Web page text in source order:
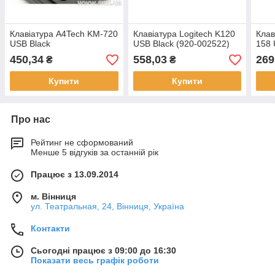
Клавіатура A4Tech KM-720
USB Black
450,34 ₴
Купити
Клавіатура Logitech K120
USB Black (920-002522)
558,03₴
Купити
158
Про нас
Рейтинг не сформований
Менше 5 відгуків за останній рік
Працює з 13.09.2014
м. Вінниця
ул. Театральная, 24, Вінниця, Україна
Контакти
Сьогодні працює з 09:00 до 16:30
Показати весь графік роботи